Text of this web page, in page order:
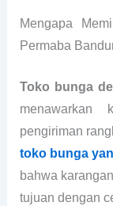
Mengapa
Permaba
Toko bunga
menawarkan
pengiriman
toko bunga
bahwa
tujuan dengan